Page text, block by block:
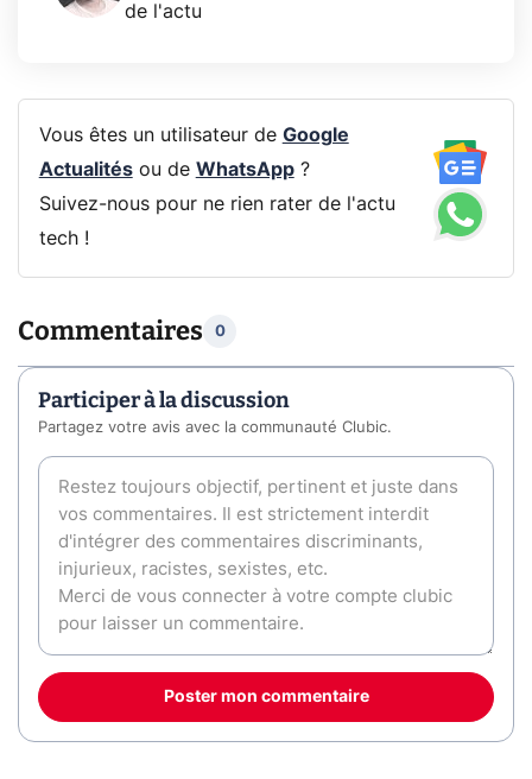
de l'actu
Vous êtes un utilisateur de Google
Actualitésou de WhatsApp?
Suivez-nous pour ne rien rater de l'actu
tech !
Commentaires 0
Participer à la discussion
Partagez votre avis avec la communauté Clubic.
Poster mon commentaire